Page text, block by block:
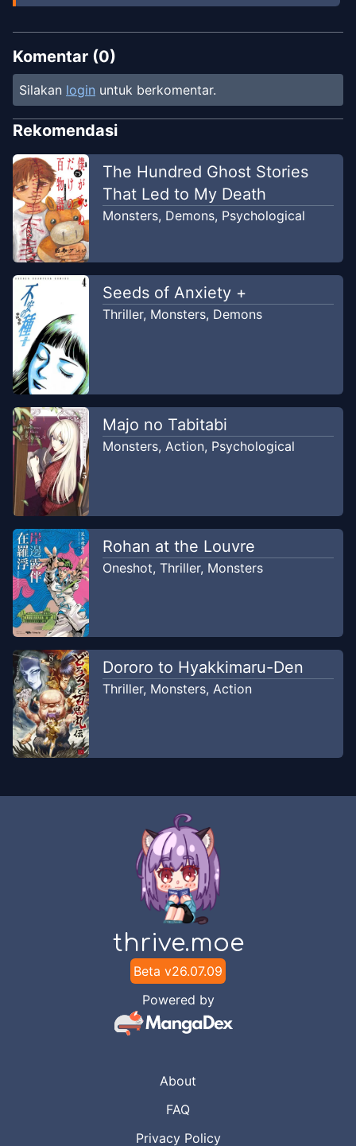
Chapter6-Vol. 1 Chapter 6
Nanasscans
Chapter5
Akuyaku Scans
Oct 10, 2021
Chapter4
Akuyaku Scans
Oct 5, 2021
Chapter3
Akuyaku Scans
Chapter 2
Akuyaku Scans
Chapter2
orenjifoxy
Chapter1
Akuyaku Scans
Chapter1
orenjifoxy
Komentar (0)
Silakan login untuk berkomentar.
Rekomendasi
The Hundred Ghost Stories
That Led to My Death
Monsters, Demons, Psychological
Seeds of Anxiety +
Thriller, Monsters, Demons
Majo no Tabitabi
Monsters, Action, Psychological
Rohan at the Louvre
Oneshot, Thriller, Monsters
Dororo to Hyakkimaru-Den
Thriller, Monsters, Action
thrive.moe
Beta v26.07.09
Powered by
About
FAQ
Privacy Policy